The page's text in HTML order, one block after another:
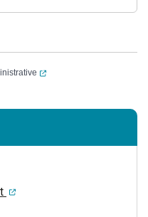
(ouverture dans un
dans un nouvel onglet)
(ouverture dans un